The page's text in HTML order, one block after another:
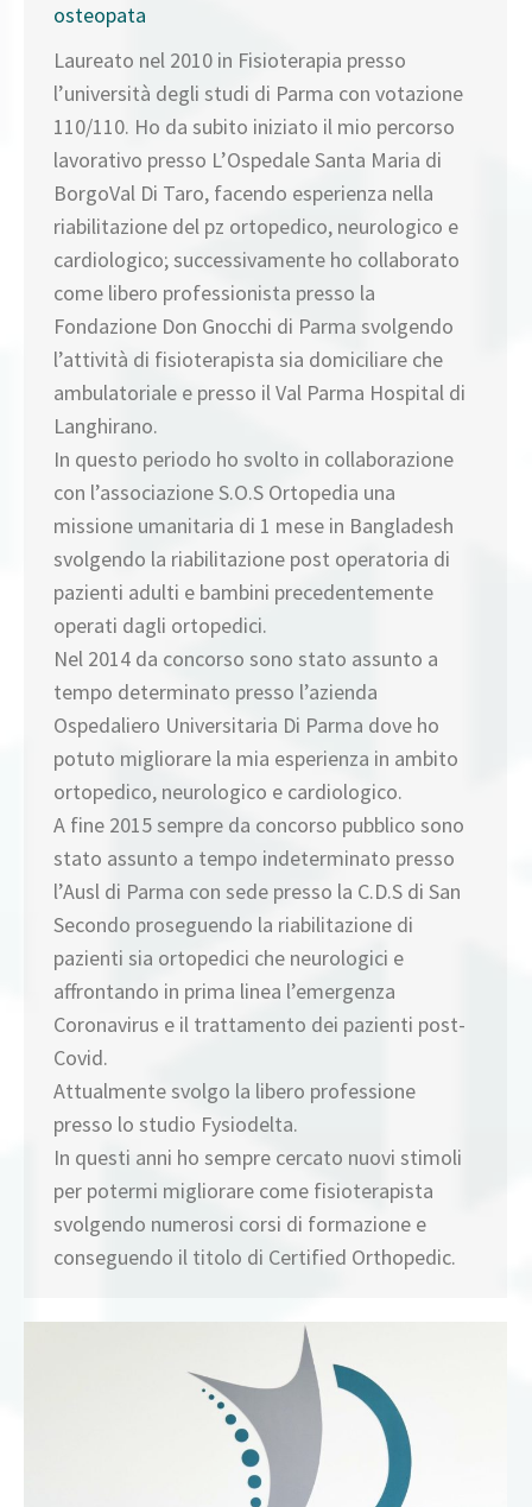
osteopata
Laureato nel 2010 in Fisioterapia presso
l’università degli studi di Parma con votazione
110/110. Ho da subito iniziato il mio percorso
lavorativo presso L’Ospedale Santa Maria di
BorgoVal Di Taro, facendo esperienza nella
riabilitazione del pz ortopedico, neurologico e
cardiologico; successivamente ho collaborato
come libero professionista presso la
Fondazione Don Gnocchi di Parma svolgendo
l’attività di fisioterapista sia domiciliare che
ambulatoriale e presso il Val Parma Hospital di
Langhirano.
In questo periodo ho svolto in collaborazione
con l’associazione S.O.S Ortopedia una
missione umanitaria di 1 mese in Bangladesh
svolgendo la riabilitazione post operatoria di
pazienti adulti e bambini precedentemente
operati dagli ortopedici.
Nel 2014 da concorso sono stato assunto a
tempo determinato presso l’azienda
Ospedaliero Universitaria Di Parma dove ho
potuto migliorare la mia esperienza in ambito
ortopedico, neurologico e cardiologico.
A fine 2015 sempre da concorso pubblico sono
stato assunto a tempo indeterminato presso
l’Ausl di Parma con sede presso la C.D.S di San
Secondo proseguendo la riabilitazione di
pazienti sia ortopedici che neurologici e
affrontando in prima linea l’emergenza
Coronavirus e il trattamento dei pazienti post-
Covid.
Attualmente svolgo la libero professione
presso lo studio Fysiodelta.
In questi anni ho sempre cercato nuovi stimoli
per potermi migliorare come fisioterapista
svolgendo numerosi corsi di formazione e
conseguendo il titolo di Certified Orthopedic.